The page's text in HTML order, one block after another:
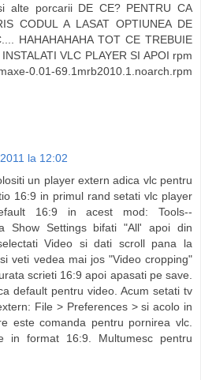
alte porcarii DE CE? PENTRU CA
CODUL A LASAT OPTIUNEA DE
HAHAHAHAHA TOT CE TREBUIE
VLC PLAYER SI APOI rpm
0.01-69.1mrb2010.1.noarch.rpm
la 12:02
un player extern adica vlc pentru
16:9 in primul rand setati vlc player
16:9 in acest mod: Tools--
Show Settings bifati "All' apoi din
Video si dati scroll pana la
veti vedea mai jos "Video cropping"
scrieti 16:9 apoi apasati pe save.
default pentru video. Acum setati tv
File > Preferences > si acolo in
este comanda pentru pornirea vlc.
in format 16:9. Multumesc pentru